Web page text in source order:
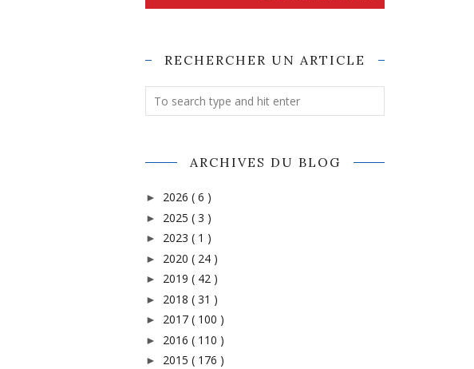
RECHERCHER UN ARTICLE
ARCHIVES DU BLOG
► 2026 ( 6 )
► 2025 ( 3 )
► 2023 ( 1 )
► 2020 ( 24 )
► 2019 ( 42 )
► 2018 ( 31 )
► 2017 ( 100 )
► 2016 ( 110 )
► 2015 ( 176 )